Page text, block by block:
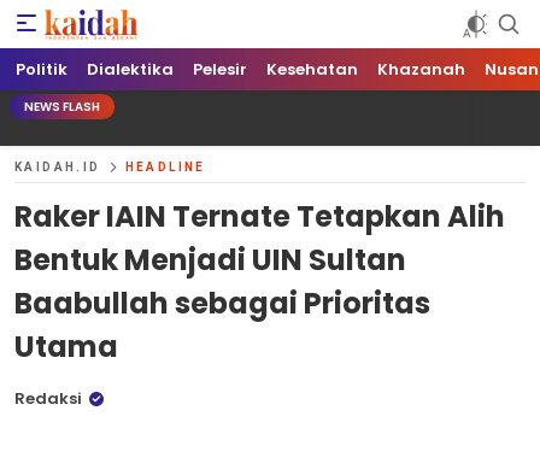
Kaidah.ID
Independen dan Berani
Politik Dialektika Pelesir Kesehatan Khazanah
NEWS FLASH
KAIDAH.ID HEADLINE
Raker IAIN Ternate Tetapkan Alih
Bentuk Menjadi UIN Sultan
Baabullah sebagai Prioritas
Utama
Redaksi